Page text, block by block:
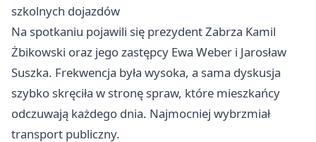
szkolnych dojazdów
Na spotkaniu pojawili się prezydent Zabrza Kamil
Żbikowski oraz jego zastępcy Ewa Weber i Jarosław
Suszka. Frekwencja była wysoka, a sama dyskusja
szybko skręciła w stronę spraw, które mieszkańcy
odczuwają każdego dnia. Najmocniej wybrzmiał
transport publiczny.